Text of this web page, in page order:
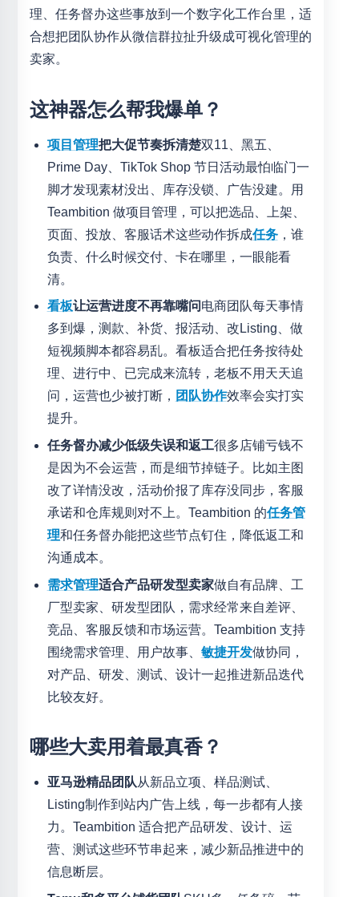
理、任务督办这些事放到一个数字化工作台里，适
合想把团队协作从微信群拉扯升级成可视化管理的
卖家。
这神器怎么帮我爆单？
项目管理把大促节奏拆清楚双11、黑五、
Prime Day、TikTok Shop 节日活动最怕临门一
脚才发现素材没出、库存没锁、广告没建。用
Teambition 做项目管理，可以把选品、上架、
页面、投放、客服话术这些动作拆成任务，谁
负责、什么时候交付、卡在哪里，一眼能看
清。
看板让运营进度不再靠嘴问电商团队每天事情
多到爆，测款、补货、报活动、改Listing、做
短视频脚本都容易乱。看板适合把任务按待处
理、进行中、已完成来流转，老板不用天天追
问，运营也少被打断， 团队协作效率会实打实
提升。
任务督办减少低级失误和返工很多店铺亏钱不
是因为不会运营，而是细节掉链子。比如主图
改了详情没改，活动价报了库存没同步，客服
承诺和仓库规则对不上。Teambition 的任务管
理和任务督办能把这些节点钉住，降低返工和
沟通成本。
需求管理适合产品研发型卖家做自有品牌、工
厂型卖家、研发型团队，需求经常来自差评、
竞品、客服反馈和市场运营。Teambition 支持
围绕需求管理、用户故事、 敏捷开发做协同，
对产品、研发、测试、设计一起推进新品迭代
比较友好。
哪些大卖用着最真香？
亚马逊精品团队从新品立项、样品测试、
Listing制作到站内广告上线，每一步都有人接
力。Teambition 适合把产品研发、设计、运
营、测试这些环节串起来，减少新品推进中的
信息断层。